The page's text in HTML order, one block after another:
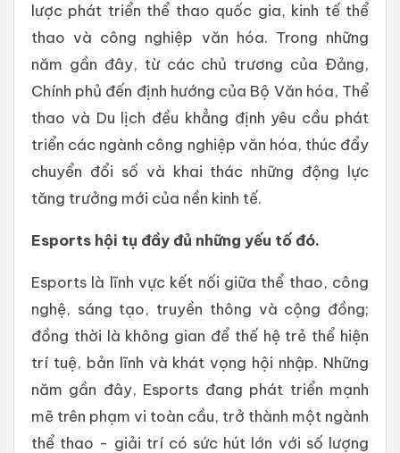
lược phát triển thể thao quốc gia, kinh tế thể
thao và công nghiệp văn hóa. Trong những
năm gần đây, từ các chủ trương của Đảng,
Chính phủ đến định hướng của Bộ Văn hóa, Thể
thao và Du lịch đều khẳng định yêu cầu phát
triển các ngành công nghiệp văn hóa, thúc đẩy
chuyển đổi số và khai thác những động lực
tăng trưởng mới của nền kinh tế.
Esports hội tụ đầy đủ những yếu tố đó.
Esports là lĩnh vực kết nối giữa thể thao, công
nghệ, sáng tạo, truyền thông và cộng đồng;
đồng thời là không gian để thế hệ trẻ thể hiện
trí tuệ, bản lĩnh và khát vọng hội nhập. Những
năm gần đây, Esports đang phát triển mạnh
mẽ trên phạm vi toàn cầu, trở thành một ngành
thể thao - giải trí có sức hút lớn với số lượng